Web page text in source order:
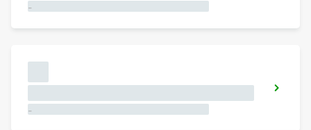
-
-